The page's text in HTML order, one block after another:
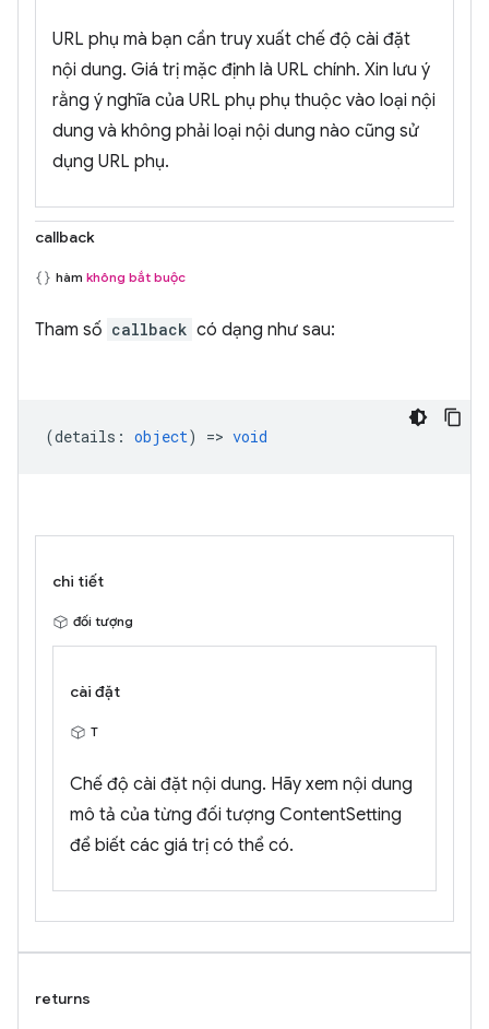
URL phụ mà bạn cần truy xuất chế độ cài đặt
nội dung. Giá trị mặc định là URL chính. Xin lưu ý
rằng ý nghĩa của URL phụ phụ thuộc vào loại nội
dung và không phải loại nội dung nào cũng sử
dụng URL phụ.
callback
hàm không bắt buộc
Tham số callback có dạng như sau:
(details : object) => void
chi tiết
đối tượng
cài đặt
T
Chế độ cài đặt nội dung. Hãy xem nội dung
mô tả của từng đối tượng ContentSetting
để biết các giá trị có thể có.
returns